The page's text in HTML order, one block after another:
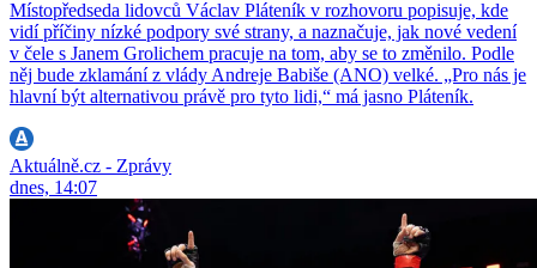
Místopředseda lidovců Václav Pláteník v rozhovoru popisuje, kde
vidí příčiny nízké podpory své strany, a naznačuje, jak nové vedení
v čele s Janem Grolichem pracuje na tom, aby se to změnilo. Podle
něj bude zklamání z vlády Andreje Babiše (ANO) velké. „Pro nás je
hlavní být alternativou právě pro tyto lidi,“ má jasno Pláteník.
Aktuálně.cz - Zprávy
dnes, 14:07